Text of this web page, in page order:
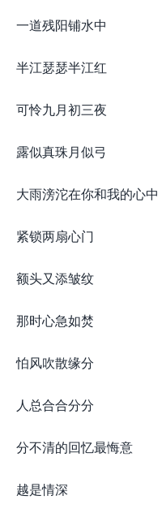
一道残阳铺水中
半江瑟瑟半江红
可怜九月初三夜
露似真珠月似弓
大雨滂沱在你和我的心中
紧锁两扇心门
额头又添皱纹
那时心急如焚
怕风吹散缘分
人总合合分分
分不清的回忆最悔意
越是情深